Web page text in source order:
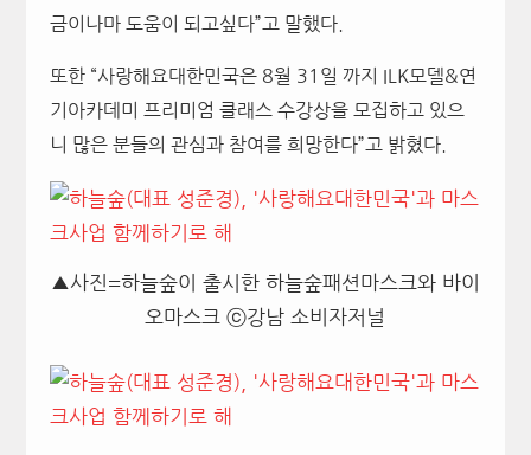
금이나마 도움이 되고싶다”고 말했다.
또한 “사랑해요대한민국은 8월 31일 까지 ILK모델&연
기아카데미 프리미엄 클래스 수강상을 모집하고 있으
니 많은 분들의 관심과 참여를 희망한다”고 밝혔다.
▲사진=하늘숲이 출시한 하늘숲패션마스크와 바이
오마스크 ⓒ강남 소비자저널